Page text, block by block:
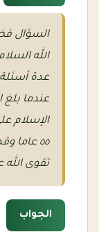
السؤال
الله
عدة
الإسلام
٥٥
تقوى
الجواب